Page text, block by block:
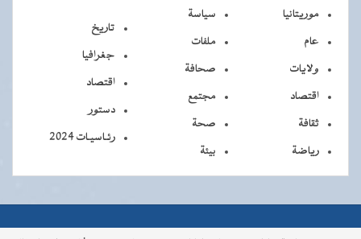
موريتانيا
عام
ولايات
اقتصاد
ثقافة
رياضة
سياسة
ملفات
صحافة
مجتمع
صحة
بيئة
تاريخ
جغرافيا
اقتصاد
دستور
رئـاسيـات 2024